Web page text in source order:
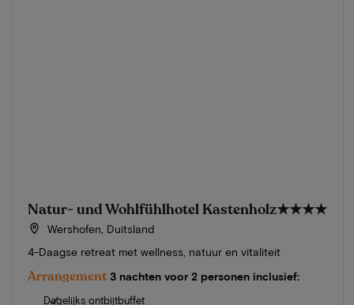
Natur- und Wohlfühlhotel Kastenholz★★★★
Wershofen, Duitsland
4-Daagse retreat met wellness, natuur en vitaliteit
Arrangement 3 nachten voor 2 personen inclusief:
Dagelijks ontbijtbuffet